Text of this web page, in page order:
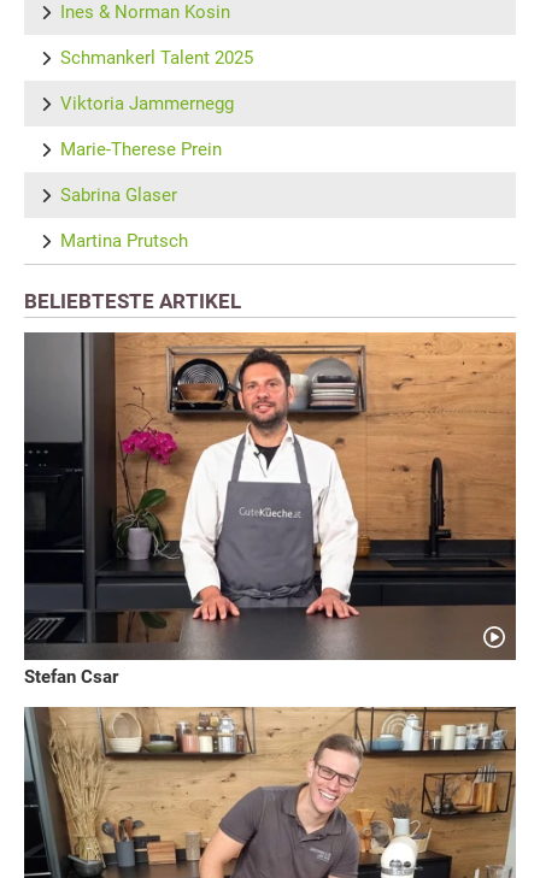
Ines & Norman Kosin
Schmankerl Talent 2025
Viktoria Jammernegg
Marie-Therese Prein
Sabrina Glaser
Martina Prutsch
BELIEBTESTE ARTIKEL
Stefan Csar